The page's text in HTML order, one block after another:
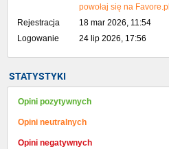
powołaj się na Favore.pl
Rejestracja
18 mar 2026, 11:54
Logowanie
24 lip 2026, 17:56
STATYSTYKI
Opini pozytywnych
Opini neutralnych
Opini negatywnych